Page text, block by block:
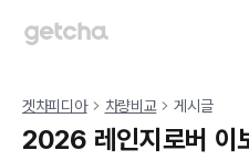
겟차피디아 차량비교 게시글
2026 레인지로버 이